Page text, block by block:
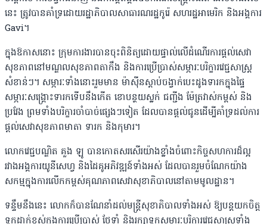
នេះ ត្រូវបានគាំទ្រដោយរដ្ឋាភិបាលសាធារណរដ្ឋកូរ៉េ សហរដ្ឋអាមេរិក និងអង្គការ
Gavi។
ក្នុងឱកាសនោះ ក្រុមការងារបានចុះពិនិត្យដោយផ្ទាល់លើដំណើរការផ្តល់សេវា
សុខភាពនៅមណ្ឌលសុខភាពតាកឹង និងការប្រើប្រាស់សម្ភារៈបរិក្ខារវេជ្ជសាស្ត្រ
សំខាន់ៗ។ សម្ភារៈទាំងនោះរួមមាន ម៉ាស៊ីនស្តាប់ចង្វាក់បេះដូងទារកក្នុងផ្ទៃ
សម្ភារៈសង្គ្រោះទារកទើបនឹងកើត ខោបន្ថយស្លក់ ជញ្ជីង ម៉ែត្រវាស់កម្ពស់ និង
ប្រវែង ព្រមទាំងបរិក្ខារចាំបាច់ផ្សេងៗទៀត ដែលបានផ្តល់ជូនដើម្បីគាំទ្រដល់ការ
ផ្តល់សេវាសុខភាពមាតា ទារក និងកុមារ។
លោកវេជ្ជបណ្ឌិត គួង ឡូ បានកោតសរសើរយ៉ាងខ្លាំងចំពោះកិច្ចសហការដ៏ល្អ
រវាងអង្គការយូនីសេហ្វ និងដៃគូអភិវឌ្ឍន៍ទាំងអស់ ដែលបានរួមចំណែកយ៉ាង
សកម្មក្នុងការលើកកម្ពស់គុណភាពសេវាសុខាភិបាលនៅតាមមូលដ្ឋាន។
ទន្ទឹមនឹងនេះ លោកក៏បានណែនាំដល់មន្ត្រីសុខាភិបាលទាំងអស់ ឱ្យបន្តយកចិត្ត
ទុកដាក់ខ្ពស់ក្នុងការប្រើប្រាស់ ថែទាំ និងរក្សាទុកសម្ភារៈបរិក្ខារវេជ្ជសាស្ត្រទាំង